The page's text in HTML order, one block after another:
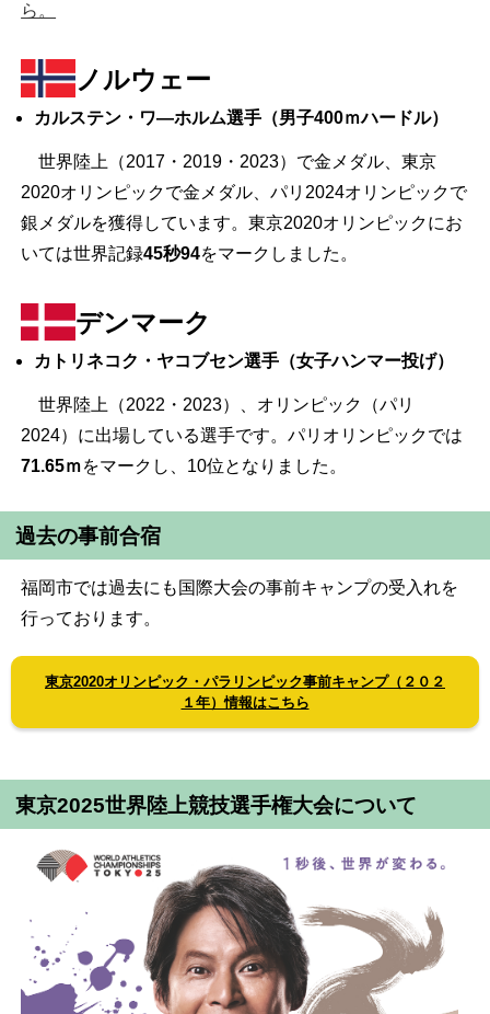
ら。
ノルウェー
カルステン・ワ―ホルム選手（男子400ｍハードル）
世界陸上（2017・2019・2023）で金メダル、東京
2020オリンピックで金メダル、パリ2024オリンピックで
銀メダルを獲得しています。東京2020オリンピックにお
いては世界記録45秒94をマークしました。
デンマーク
カトリネコク・ヤコブセン選手（女子ハンマー投げ）
世界陸上（2022・2023）、オリンピック（パリ
2024）に出場している選手です。パリオリンピックでは
71.65ｍをマークし、10位となりました。
過去の事前合宿
福岡市では過去にも国際大会の事前キャンプの受入れを
行っております。
東京2020オリンピック・パラリンピック事前キャンプ（２０２
１年）情報はこちら
東京2025世界陸上競技選手権大会について